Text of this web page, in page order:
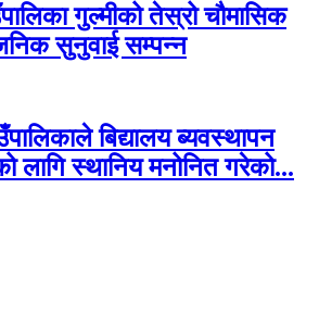
गुल्मीको तेस्रो चौमासिक
सुनुवाई सम्पन्न
बिद्यालय ब्यवस्थापन
लागि स्थानिय मनोनित गरेको...